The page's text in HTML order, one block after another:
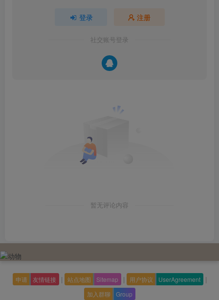
登录 注册
社交账号登录
暂无评论内容
申请 友情链接 | 站点地图 Sitemap | 用户协议 UserAgreement |
加入群聊 Group